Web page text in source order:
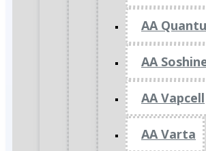
AA
AA
AA Vapcell
AA Varta